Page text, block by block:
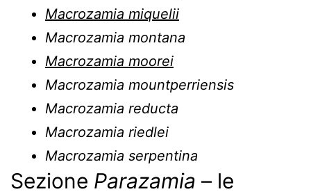
Macrozamia miquelii
Macrozamia montana
Macrozamia moorei
Macrozamia mountperriensis
Macrozamia reducta
Macrozamia riedlei
Macrozamia serpentina
Sezione Parazamia – le